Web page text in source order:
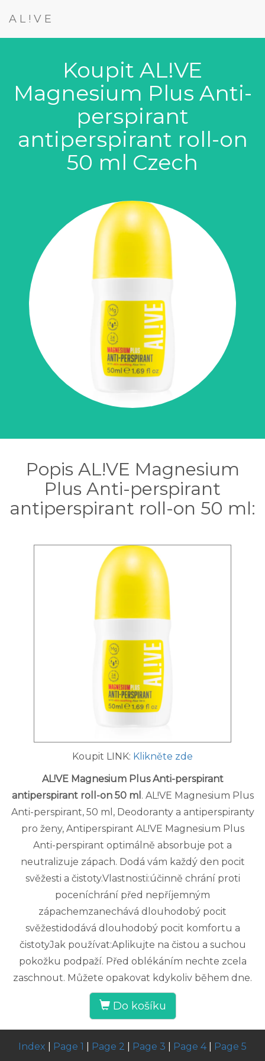
AL!VE
Koupit AL!VE
Magnesium Plus Anti-
perspirant
antiperspirant roll-on
50 ml Czech
Popis AL!VE Magnesium
Plus Anti-perspirant
antiperspirant roll-on 50 ml:
Koupit LINK: Klikněte zde
AL!VE Magnesium Plus Anti-perspirant
antiperspirant roll-on 50 ml . AL!VE Magnesium Plus
Anti-perspirant, 50 ml, Deodoranty a antiperspiranty
pro ženy, Antiperspirant AL!VE Magnesium Plus
Anti-perspirant optimálně absorbuje pot a
neutralizuje zápach. Dodá vám každý den pocit
svěžesti a čistoty.Vlastnosti:účinně chrání proti
poceníchrání před nepříjemným
zápachemzanechává dlouhodobý pocit
svěžestidodává dlouhodobý pocit komfortu a
čistotyJak používat:Aplikujte na čistou a suchou
pokožku podpaží. Před oblékáním nechte zcela
zaschnout. Můžete opakovat kdykoliv během dne.
Do košíku
Index Page 1 Page 2 Page 3 Page 4| Page 5